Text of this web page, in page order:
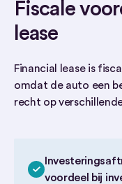
Fiscale
lease
Financial lease is
omdat de auto een
recht op
voordeel bij